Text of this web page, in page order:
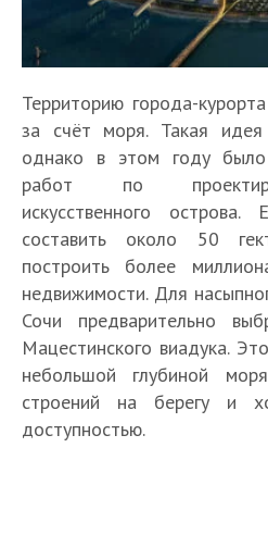
Территорию города-
за счёт моря. Такая
однако в этом году
работ по
искусственного
составить около 50
построить более
недвижимости. Для
Сочи предварительно
Мацестинского виадука.
небольшой глубиной
строений на берегу и
доступностью.